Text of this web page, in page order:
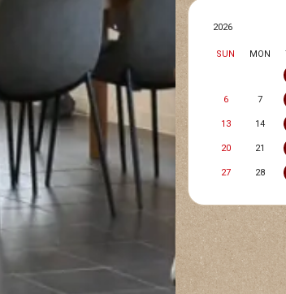
2026
SUN MON
6 7
13 14
20 21
27 28